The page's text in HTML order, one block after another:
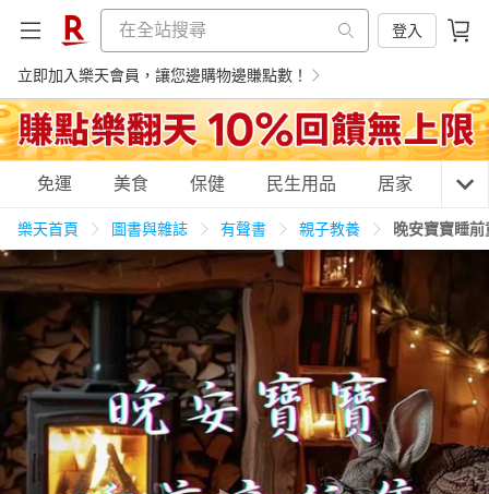
登入
立即加入樂天會員，讓您邊購物邊賺點數！
購物網分類
天天免運 美食蛋糕 養生保健 民生用品
居家生活 3C家電 運動休閒 親子玩具
女裝 男裝 化妝保養 情趣用品
免運 美食 保健 民生用品 居家 3C
樂天首頁 圖書與雜誌 有聲書 親子教養 晚安寶寶睡